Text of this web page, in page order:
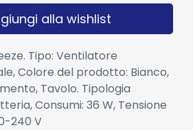
alla wishlist
Tipo: Ventilatore
Colore del prodotto: Bianco,
Tavolo. Tipologia
Consumi: 36 W, Tensione
240 V